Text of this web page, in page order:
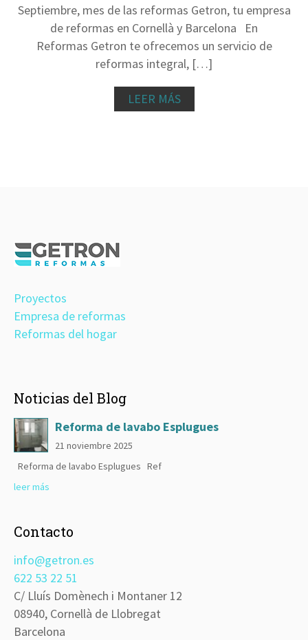
Septiembre, mes de las reformas Getron, tu empresa
de reformas en Cornellà y Barcelona En
Reformas Getron te ofrecemos un servicio de
reformas integral, […]
LEER MÁS
Proyectos
Empresa de reformas
Reformas del hogar
Noticias del Blog
Reforma de lavabo Esplugues
21 noviembre 2025
Reforma de lavabo Esplugues Ref
leer más
Contacto
info@getron.es
622 53 22 51
C/ Lluís Domènech i Montaner 12
08940, Cornellà de Llobregat
Barcelona